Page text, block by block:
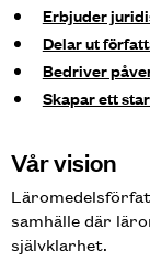
Erbjuder
Delar ut
Bedriver
Skapar ett
Vår vision
samhälle där
självklarhet.